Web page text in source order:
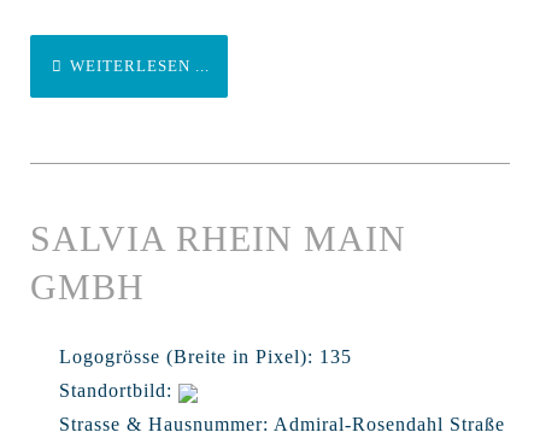
WEITERLESEN ...
SALVIA RHEIN MAIN
GMBH
Logogrösse (Breite in Pixel): 135
Standortbild:
Strasse & Hausnummer: Admiral-Rosendahl Straße